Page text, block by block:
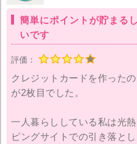
私はホットペッパービュー
で、たまったポイントで普
簡単にポイントが貯まる
いです
評価：
クレジットカードを作った
が2枚目でした。
一人暮らししている私は光
ピングサイトでの引き落と